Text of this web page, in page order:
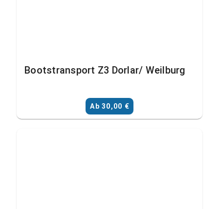
Bootstransport Z3 Dorlar/ Weilburg
Ab 30,00 €